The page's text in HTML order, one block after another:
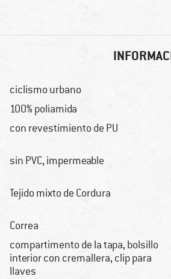
ciclismo urbano
100% poliamida
con revestimiento de PU
sin PVC, impermeable
Tejido mixto de Cordura
Correa
compartimento de la tapa, bolsillo
interior con cremallera, clip para
llaves